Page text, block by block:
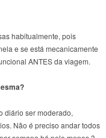
habitualmente, pois
e se está mecanicamente
ANTES da viagem.
diário ser moderado,
Não é preciso andar todos